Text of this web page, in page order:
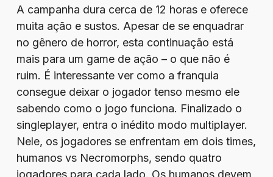
A campanha dura cerca de 12 horas e oferece
muita ação e sustos. Apesar de se enquadrar
no gênero de horror, esta continuação está
mais para um game de ação – o que não é
ruim. É interessante ver como a franquia
consegue deixar o jogador tenso mesmo ele
sabendo como o jogo funciona. Finalizado o
singleplayer, entra o inédito modo multiplayer.
Nele, os jogadores se enfrentam em dois times,
humanos vs Necromorphs, sendo quatro
jogadores para cada lado. Os humanos devem